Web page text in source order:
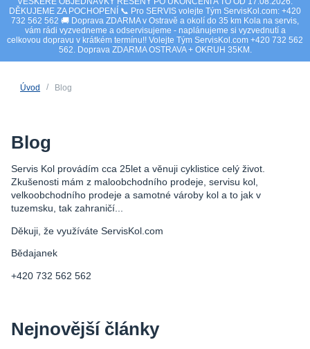
DĚKUJEME ZA POCHOPENÍ 📞 Pro SERVIS volejte Tým ServisKol.com: +420
732 562 562 🚚 Doprava ZDARMA v Ostravě a okolí do 35 km Kola na servis,
vám rádi vyzvedneme a odservisujeme - naplánujeme si vyzvednutí a
celkovou dopravu v krátkém termínu!! Volejte Tým ServisKol.com +420 732 562
562. Doprava ZDARMA OSTRAVA + OKRUH 35KM.
Úvod Blog
Blog
Servis Kol provádím cca 25let a věnuji cyklistice celý život.
Zkušenosti mám z maloobchodního prodeje, servisu kol,
velkoobchodního prodeje a samotné vároby kol a to jak v
tuzemsku, tak zahraničí...
Děkuji, že využíváte ServisKol.com
Bědajanek
+420 732 562 562
Nejnovější články